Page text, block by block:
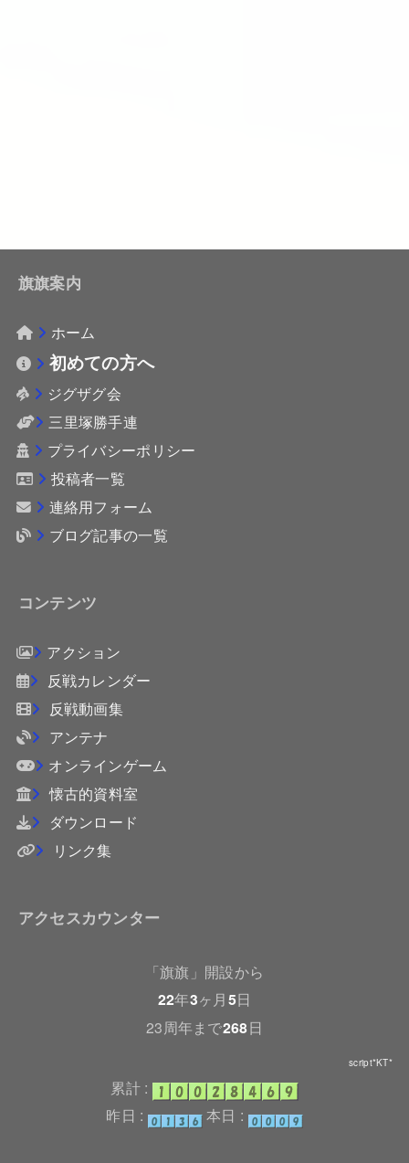
旗旗案内
ホーム
初めての方へ
ジグザグ会
三里塚勝手連
プライバシーポリシー
投稿者一覧
連絡用フォーム
ブログ記事の一覧
コンテンツ
アクション
反戦カレンダー
反戦動画集
アンテナ
オンラインゲーム
懐古的資料室
ダウンロード
リンク集
アクセスカウンター
「旗旗」開設から
22年3ヶ月5日
23周年まで268日
script*KT*
累計 :
昨日 :
本日 :